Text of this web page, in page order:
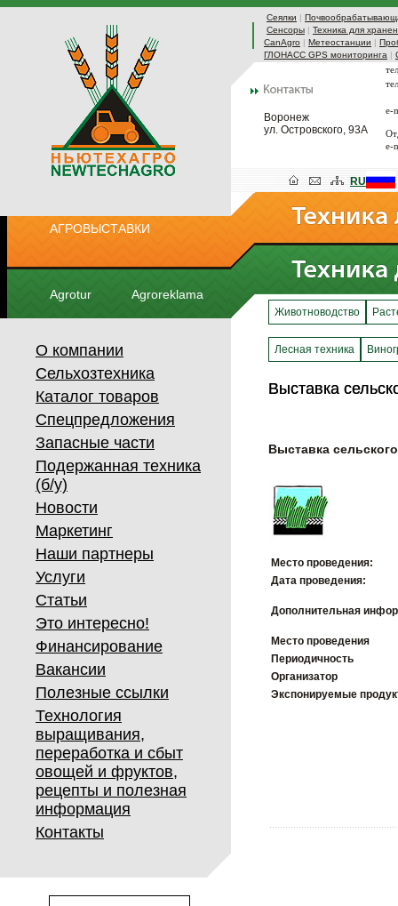
Сеялки |
Сенсоры | Техника для
CanAgro | Метеостанции |
ГЛОНАСС GPS мониторинга |
Воронеж
ул. Островского, 93А
e-
e-
АГРОВЫСТАВКИ
Agrotur Agroreklama
RU
О компании
Сельхозтехника
Каталог товаров
Спецпредложения
Запасные части
Подержанная техника
(б/у)
Новости
Маркетинг
Наши партнеры
Услуги
Статьи
Это интересно!
Финансирование
Вакансии
Полезные ссылки
Технология
выращивания,
переработка и сбыт
овощей и фруктов,
рецепты и полезная
информация
Контакты
Животноводство
Лесная техника
Выставка
Выставка
Выставка
Место проведения:
Дата проведения:
Дополнительная
Место проведения
Периодичность
Организатор
Экспонируемые